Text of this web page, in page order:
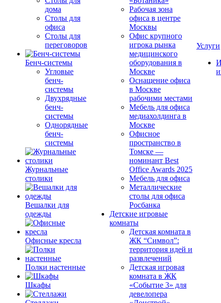
дома
Столы для
офиса
Столы для
переговоров
Бенч-системы
Угловые
бенч-
системы
Двухрядные
бенч-
системы
Однорядные
бенч-
системы
Журнальные
столики
Вешалки для
одежды
Офисные кресла
Полки настенные
Шкафы
Рабочая зона
офиса в центре
Москвы
Офис крупного
игрока рынка
медицинского
оборудования в
Москве
Оснащение офиса
в Москве
рабочими местами
Мебель для офиса
медиахолдинга в
Москве
Офисное
пространство в
Томске —
номинант Best
Office Awards 2025
Мебель для офиса
Металлические
столы для офиса
Росбанка
Детские игровые
комнаты
Детская комната в
ЖК “Символ”:
территория идей и
развлечений
Детская игровая
комната в ЖК
«Событие 3» для
девелопера
Услуги